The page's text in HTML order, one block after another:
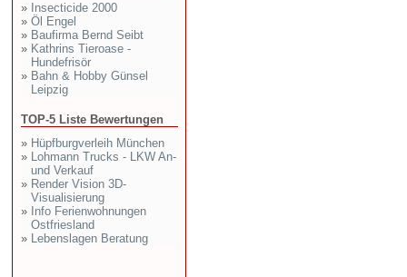
» Insecticide 2000
» Öl Engel
» Baufirma Bernd Seibt
» Kathrins Tieroase -
Hundefrisör
» Bahn & Hobby Günsel
Leipzig
TOP-5 Liste Bewertungen
» Hüpfburgverleih München
» Lohmann Trucks - LKW An-
und Verkauf
» Render Vision 3D-
Visualisierung
» Info Ferienwohnungen
Ostfriesland
» Lebenslagen Beratung